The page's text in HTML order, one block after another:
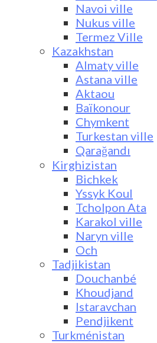
Navoi ville
Nukus ville
Termez Ville
Kazakhstan
Almaty ville
Astana ville
Aktaou
Baïkonour
Chymkent
Turkestan ville
Qarağandı
Kirghizistan
Bichkek
Yssyk Koul
Tcholpon Ata
Karakol ville
Naryn ville
Och
Tadjikistan
Douchanbé
Khoudjand
Istaravchan
Pendjikent
Turkménistan